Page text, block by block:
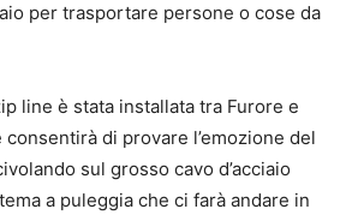
per trasportare persone o cose da
line è stata installata tra Furore e
di provare l’emozione del
sul grosso cavo d’acciaio
a puleggia che ci farà andare in